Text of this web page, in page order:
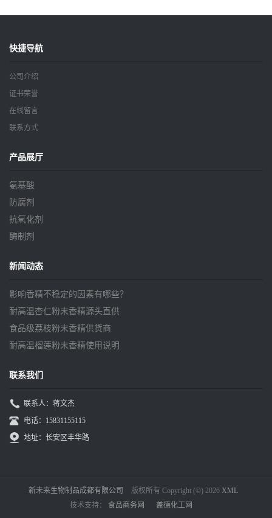
快捷导航
公司介绍
证书荣誉
在线留言
联系方式
产品展厅
氨基酸
防腐剂
抗氧化剂
酶制剂
新闻动态
影响香精不稳定的因素有哪些？
耐高温杏仁粉末香精源头直供
食品级荔枝粉末香精供货商
耐高温榴莲粉末香精使用说明
联系我们
联系人：蒋文杰
电话：15831155115
地址：长安区丰华路
新未来生物制品成都有限公司 版权所有 Copyright (©) 2026 XML
技术支持： 食品商务网 盖德化工网